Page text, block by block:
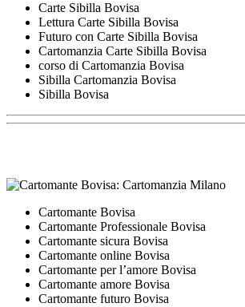
Carte Sibilla Bovisa
Lettura Carte Sibilla Bovisa
Futuro con Carte Sibilla Bovisa
Cartomanzia Carte Sibilla Bovisa
corso di Cartomanzia Bovisa
Sibilla Cartomanzia Bovisa
Sibilla Bovisa
Cartomante Bovisa
Cartomante Professionale Bovisa
Cartomante sicura Bovisa
Cartomante online Bovisa
Cartomante per l’amore Bovisa
Cartomante amore Bovisa
Cartomante futuro Bovisa